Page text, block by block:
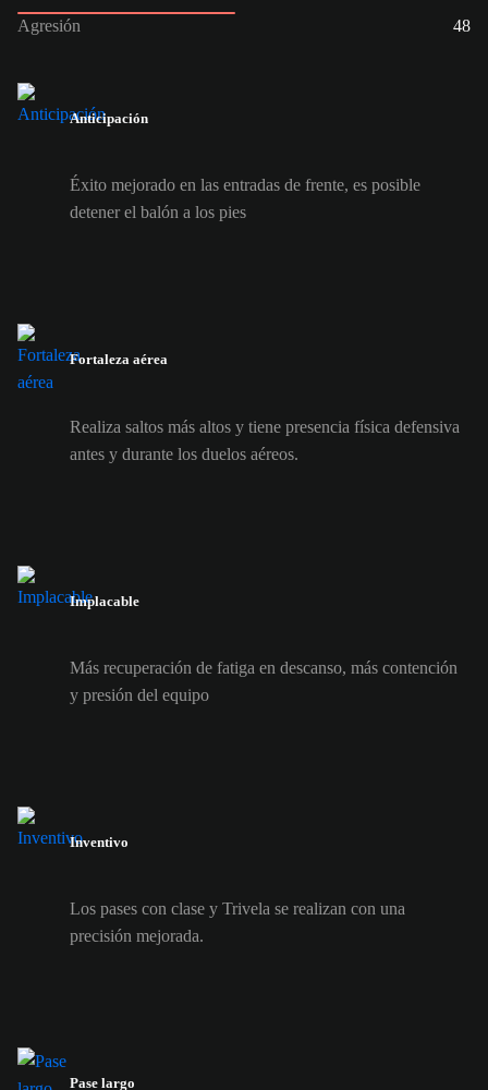
Agresión
48
Anticipación
Éxito mejorado en las entradas de frente, es posible
detener el balón a los pies
Fortaleza aérea
Realiza saltos más altos y tiene presencia física defensiva
antes y durante los duelos aéreos.
Implacable
Más recuperación de fatiga en descanso, más contención
y presión del equipo
Inventivo
Los pases con clase y Trivela se realizan con una
precisión mejorada.
Pase largo